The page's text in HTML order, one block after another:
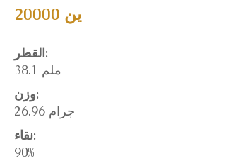
20000 ين
القطر:
38.1 ملم
وزن:
26.96 جرام
نقاء:
90%